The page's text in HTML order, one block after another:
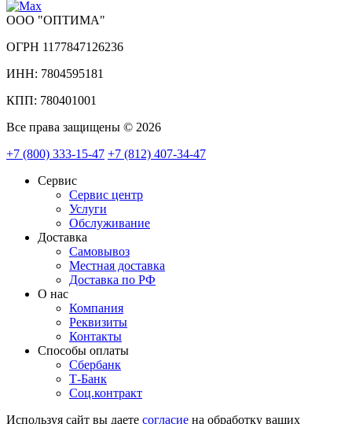
ООО "ОПТИМА"
ОГРН 1177847126236
ИНН: 7804595181
КПП: 780401001
Все права защищены © 2026
+7 (800) 333-15-47 +7 (812) 407-34-47
Сервис
Сервис центр
Услуги
Обслуживание
Доставка
Самовывоз
Местная доставка
Доставка по РФ
О нас
Компания
Реквизиты
Контакты
Cпособы оплаты
Сбербанк
Т-Банк
Соц.контракт
Используя сайт вы даете согласие на обработку ваших